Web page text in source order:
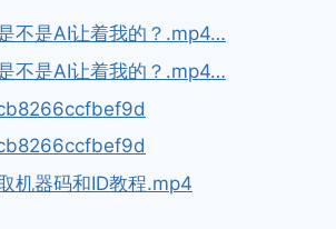
不是AI让着我的？.mp4…
不是AI让着我的？.mp4…
机器码和ID教程.mp4